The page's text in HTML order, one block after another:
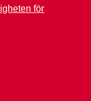
för